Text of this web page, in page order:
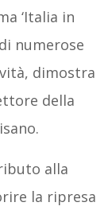
‘Italia in
numerose
dimostra
della
alla
la ripresa